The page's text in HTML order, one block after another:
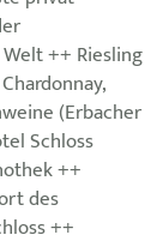
++ Riesling
(Erbacher
Schloss
++
des
++